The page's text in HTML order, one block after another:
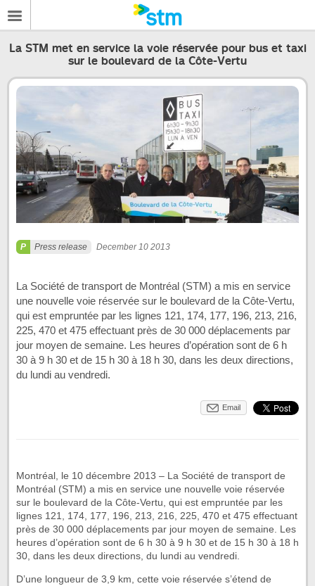
La STM met en service la voie réservée pour bus et taxi
sur le boulevard de la Côte-Vertu
Press release December 10 2013
La Société de transport de Montréal (STM) a mis en service
une nouvelle voie réservée sur le boulevard de la Côte-Vertu,
qui est empruntée par les lignes 121, 174, 177, 196, 213, 216,
225, 470 et 475 effectuant près de 30 000 déplacements par
jour moyen de semaine. Les heures d’opération sont de 6 h
30 à 9 h 30 et de 15 h 30 à 18 h 30, dans les deux directions,
du lundi au vendredi.
Email
Montréal, le 10 décembre 2013 – La Société de transport de
Montréal (STM) a mis en service une nouvelle voie réservée
sur le boulevard de la Côte-Vertu, qui est empruntée par les
lignes 121, 174, 177, 196, 213, 216, 225, 470 et 475 effectuant
près de 30 000 déplacements par jour moyen de semaine. Les
heures d’opération sont de 6 h 30 à 9 h 30 et de 15 h 30 à 18 h
30, dans les deux directions, du lundi au vendredi.
D’une longueur de 3,9 km, cette voie réservée s’étend de